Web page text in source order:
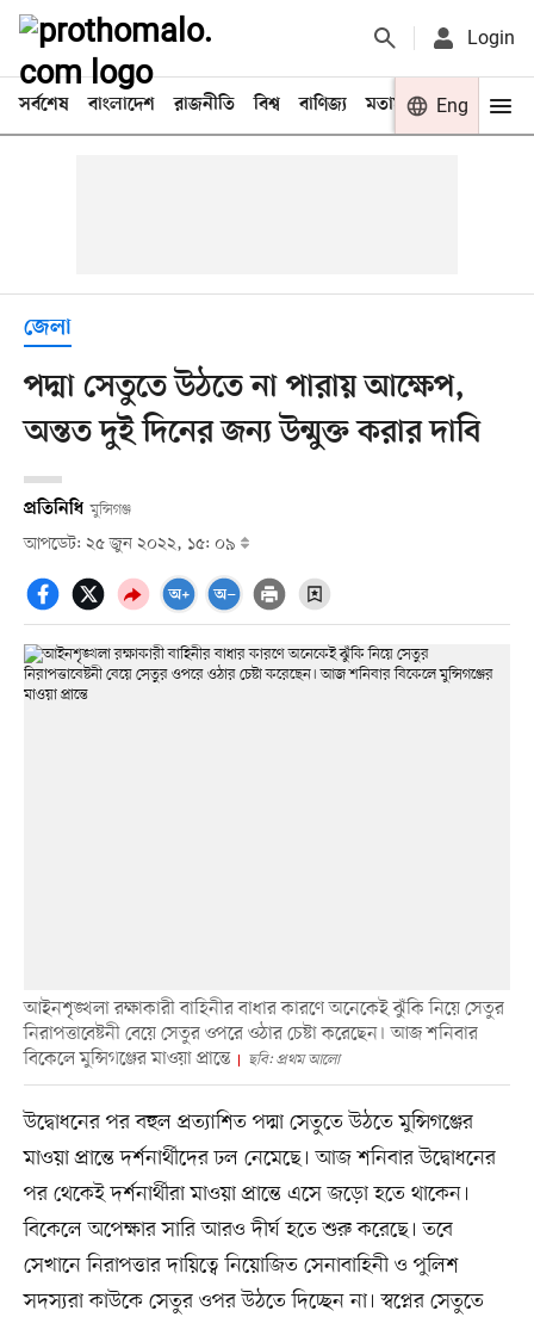
Login
সর্বশেষ বাংলাদেশ রাজনীতি বিশ্ব বাণিজ্য মতামত খেলা
Eng
জেলা
পদ্মা সেতুতে উঠতে না পারায় আক্ষেপ,
অন্তত দুই দিনের জন্য উন্মুক্ত করার দাবি
প্রতিনিধি মুন্সিগঞ্জ
আপডেট: ২৫ জুন ২০২২, ১৫: ০৯
আইনশৃঙ্খলা রক্ষাকারী বাহিনীর বাধার কারণে অনেকেই ঝুঁকি নিয়ে সেতুর
নিরাপত্তাবেষ্টনী বেয়ে সেতুর ওপরে ওঠার চেষ্টা করেছেন। আজ শনিবার
বিকেলে মুন্সিগঞ্জের মাওয়া প্রান্তে
ছবি: প্রথম আলো
উদ্বোধনের পর বহুল প্রত্যাশিত পদ্মা সেতুতে উঠতে মুন্সিগঞ্জের
মাওয়া প্রান্তে দর্শনার্থীদের ঢল নেমেছে। আজ শনিবার উদ্বোধনের
পর থেকেই দর্শনার্থীরা মাওয়া প্রান্তে এসে জড়ো হতে থাকেন।
বিকেলে অপেক্ষার সারি আরও দীর্ঘ হতে শুরু করেছে। তবে
সেখানে নিরাপত্তার দায়িত্বে নিয়োজিত সেনাবাহিনী ও পুলিশ
সদস্যরা কাউকে সেতুর ওপর উঠতে দিচ্ছেন না। স্বপ্নের সেতুতে